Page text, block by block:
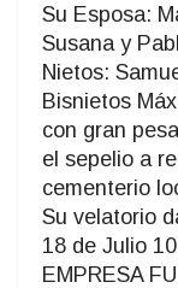
Su Esposa:
Susana y
Nietos:
Bisnietos
con gran
el sepelio a
cementerio
Su velatorio
18 de Julio
EMPRESA